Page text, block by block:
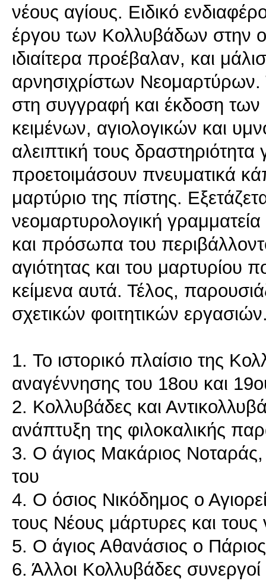
νέους αγίους. Ειδικό
έργου των Κολλυβάδων στην
ιδιαίτερα προέβαλαν, και
αρνησιχρίστων Νεομαρτύρων.
στη συγγραφή και έκδοση των
κειμένων, αγιολογικών και
αλειπτική τους
προετοιμάσουν πνευματικά
μαρτύριο της πίστης.
νεομαρτυρολογική
και πρόσωπα του
αγιότητας και του μαρτυρίου
κείμενα αυτά. Τέλος,
σχετικών φοιτητικών
1. To ιστορικό πλαίσιο της
αναγέννησης του 18ου και
2. Κολλυβάδες και
ανάπτυξη της φιλοκαλικής
3. Ο άγιος Μακάριος Νοταράς,
του
4. Ο όσιος Νικόδημος ο
τους Νέους μάρτυρες και τους
5. Ο άγιος Αθανάσιος ο
6. Άλλοι Κολλυβάδες